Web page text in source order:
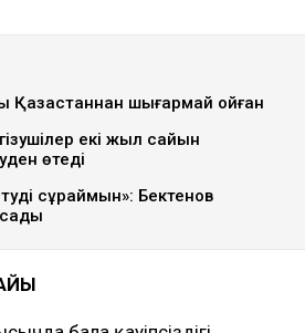
Қазақстаннан шығармай қойған
екі жыл сайын
өтеді
сұраймын»: Бектенов